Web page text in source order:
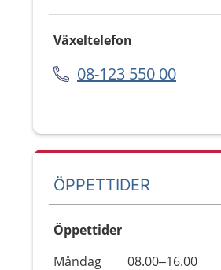
Växeltelefon
08-123 550 00
ÖPPETTIDER
Öppettider
Dag
Öppettider
Kommentarer
Måndag
08.00–16.00